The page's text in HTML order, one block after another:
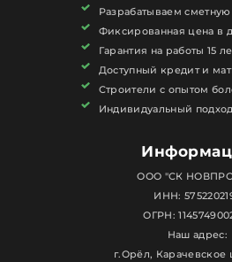
Разрабатываем
Фиксированная цена в
Гарантия на работы 15
Доступный кредит и
Строители с опытом
Индивидуальный подход
ООО "СК
ИНН:
ОГРН:
Наш адрес:
г.Орёл, Карачевское